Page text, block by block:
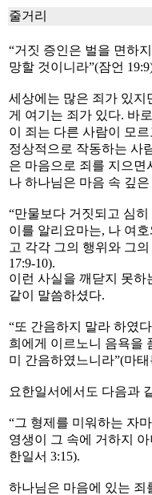
줄거리
“거짓 증인은 벌을 면하
망할 것이니라”(잠언
세상에는 많은 죄가 있지
게 여기는 죄가 있다. 바
이 죄는 다른 사람이 모
정상적으로 작동하는 사
은 마음으로 죄를 지으면
나 하나님은 마음 속 깊
“만물보다 거짓되고 심
이를 알리요마는, 나 여
고 각각 그의 행위와 그
17:9-10).
이런 사실을 깨닫지 못
같이 말씀하셨다.
“또 간음하지 말라 하였
희에게 이르노니 음욕을
미 간음하였느니라”(마태
요한일서에서도 다음과
“그 형제를 미워하는 자
영생이 그 속에 거하지
한일서 3:15).
하나님은 마음에 있는 죄